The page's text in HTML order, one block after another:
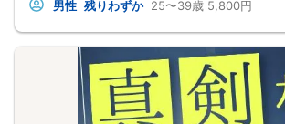
～開催形式について～
美味しいドリンクをサービス♡（ソフトドリンク・カクテル
ル・ビール等♪♪）
連絡先交換自由♪♪ 次に繋がりやすい♪♪◝(⑅ᴗ⑅)◜..°♡
【お支払い方法】
楽々♪クレジット払い♪
＜申込画面でいずれかを選択ください＞
男性 残りわずか 25〜39歳 5,800円